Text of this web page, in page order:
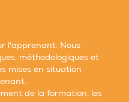
l'apprenant. Nous
méthodologiques et
mises en situation
de la formation, les